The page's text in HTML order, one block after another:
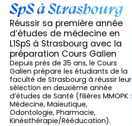
SpS à Strasbourg
Réussir sa première année
d’études de médecine en
L1SpS à Strasbourg avec la
préparation Cours Galien
Depuis près de 35 ans, le Cours
Galien prépare les étudiants de la
faculté de Strasbourg à réussir leur
sélection en deuxième année
d’études de Santé (filières MMOPK :
Médecine, Maïeutique,
Odontologie, Pharmacie,
Kinésithérapie/Rééducation).